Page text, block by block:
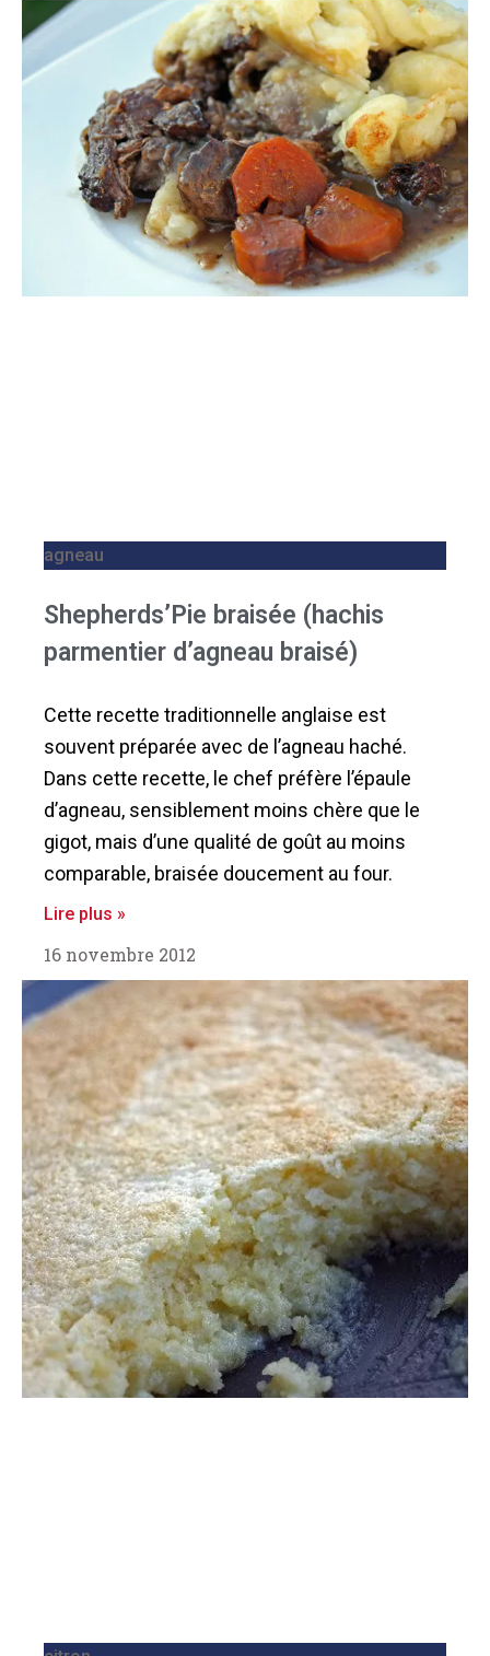
agneau
Shepherds’Pie braisée (hachis
parmentier d’agneau braisé)
Cette recette traditionnelle anglaise est
souvent préparée avec de l’agneau haché.
Dans cette recette, le chef préfère l’épaule
d’agneau, sensiblement moins chère que le
gigot, mais d’une qualité de goût au moins
comparable, braisée doucement au four.
Lire plus »
16 novembre 2012